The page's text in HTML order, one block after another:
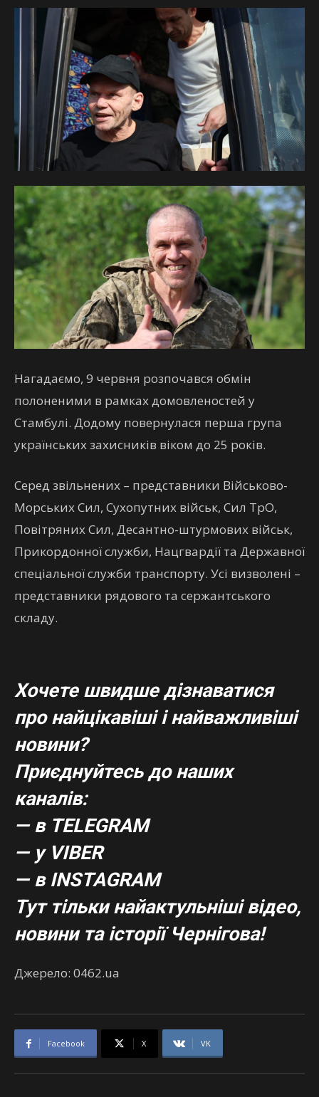
Нагадаємо, 9 червня розпочався обмін
полоненими в рамках домовленостей у
Стамбулі. Додому повернулася перша група
українських захисників віком до 25 років.
Серед звільнених – представники Військово-
Морських Сил, Сухопутних військ, Сил ТрО,
Повітряних Сил, Десантно-штурмових військ,
Прикордонної служби, Нацгвардії та Державної
спеціальної служби транспорту. Усі визволені –
представники рядового та сержантського
складу.
Хочете швидше дізнаватися
про найцікавіші і найважливіші
новини?
Приєднуйтесь до наших
каналів:
— в TELEGRAM
— у VIBER
— в INSTAGRAM
Тут тільки найактульніші відео,
новини та історії Чернігова!
Джерело: 0462.ua
Facebook X VK